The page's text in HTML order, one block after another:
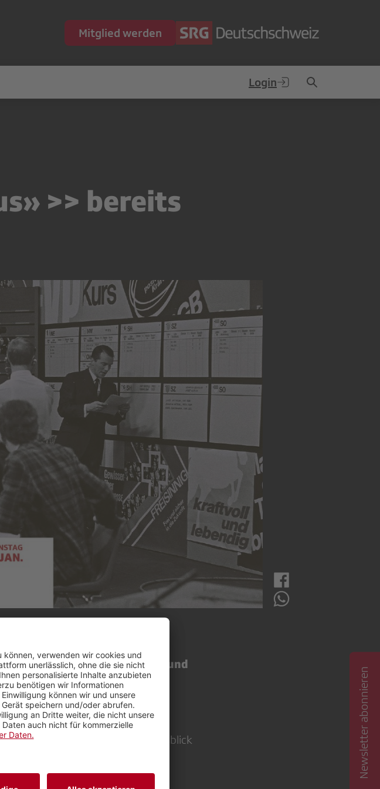
Mitglied werden
Login
>> bereits
mit Erinnerungsstücken und
Journalismus und Ausblick
Newsletter abonnieren